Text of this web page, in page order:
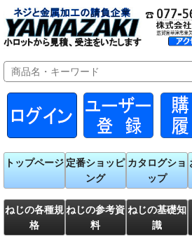
トップページ 定番ショッピ
ング
カタログショ
ップ
ねじの各種規
格
ねじの参考資
料
ねじの基礎知
識